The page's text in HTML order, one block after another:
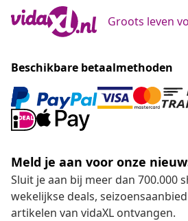
Groots leven
Beschikbare betaalmethoden
Meld je aan voor onze
Sluit je aan bij meer dan 700.000
wekelijkse deals,
artikelen van vidaXL ontvangen.